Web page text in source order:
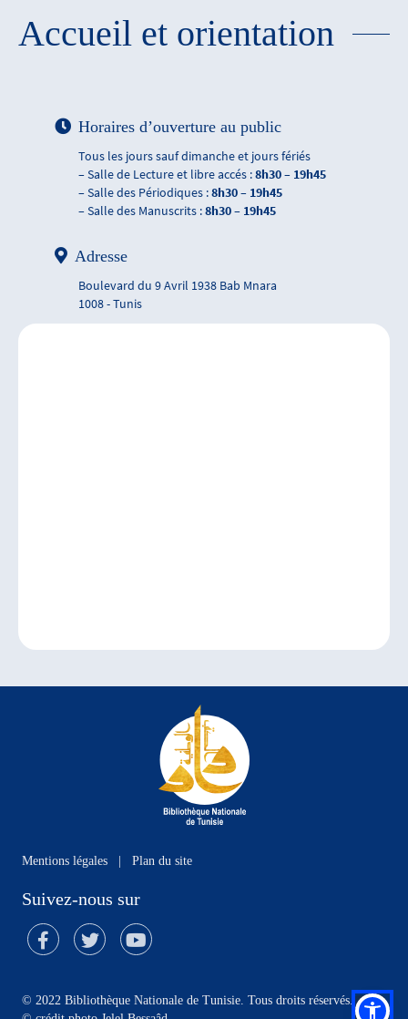
Accueil et orientation
Horaires d’ouverture au public
Tous les jours sauf dimanche et jours fériés
– Salle de Lecture et libre accés :8h30 – 19h45
– Salle des Périodiques :8h30 – 19h45
– Salle des Manuscrits :8h30 – 19h45
Adresse
Boulevard du 9 Avril 1938 Bab Mnara
1008 - Tunis
Mentions légales Plan du site
Suivez-nous sur
© 2022 Bibliothèque Nationale de Tunisie. Tous droits réservés.